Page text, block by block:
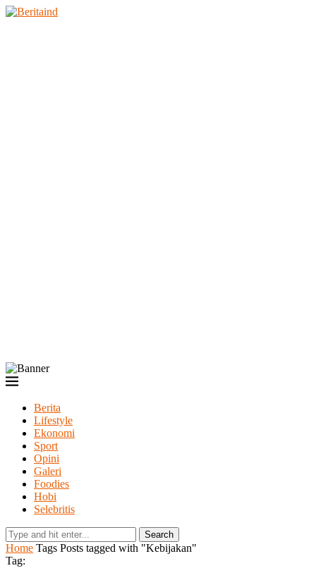
Berita
Lifestyle
Ekonomi
Sport
Opini
Galeri
Foodies
Hobi
Selebritis
Search
Home Tags Posts tagged with "Kebijakan"
Tag: